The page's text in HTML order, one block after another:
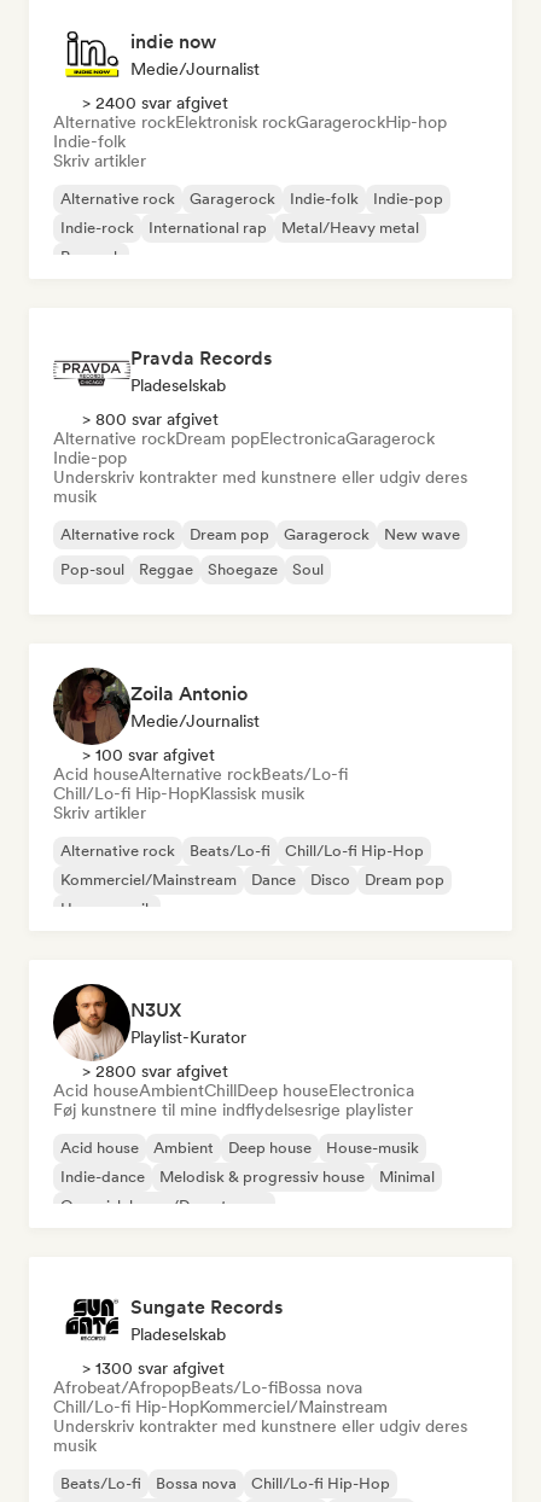
indie now
Medie/journalist
> 2400 svar afgivet
Alternative rockElektronisk rockGaragerockHip-hop
Indie-folk
Skriv artikler
Alternative rock Garagerock Indie-folk
Indie-pop
Indie-rock
International rap
Metal/Heavy metal
Poprock
Pravda Records
Pladeselskab
> 800 svar afgivet
Alternative rockDream popElectronicaGaragerock
Indie-pop
Underskriv kontrakter med kunstnere eller udgiv deres
musik
Alternative rock Dream pop Garagerock
New wave
Pop-soul
Reggae Shoegaze Soul
Zoila Antonio
Medie/journalist
> 100 svar afgivet
Acid houseAlternative rockBeats/Lo-fi
Chill/Lo-fi Hip-HopKlassisk musik
Skriv artikler
Alternative rock Beats/Lo-fi
Chill/Lo-fi Hip-Hop
Kommerciel/Mainstream
Dance Disco
Dream pop
House-musik
N3UX
Playlist-Kurator
> 2800 svar afgivet
Acid houseAmbientChillDeep houseElectronica
Føj kunstnere til mine indflydelsesrige playlister
Acid house Ambient Deep house
House-musik
Indie-dance
Melodisk & progressiv house
Minimal
Organisk house/Downtempo
Sungate Records
Pladeselskab
> 1300 svar afgivet
Afrobeat/AfropopBeats/Lo-fiBossa nova
Chill/Lo-fi Hip-HopKommerciel/Mainstream
Underskriv kontrakter med kunstnere eller udgiv deres
musik
Beats/Lo-fi Bossa nova
Chill/Lo-fi Hip-Hop